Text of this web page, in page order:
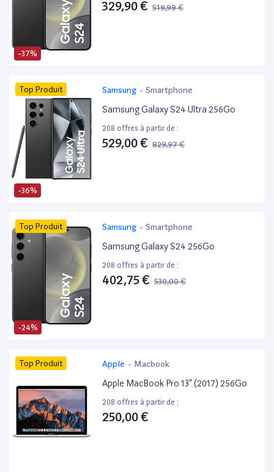
-37%
329,90 € 519,99 €
-36%
Top Produit Samsung - Smartphone
Samsung Galaxy S24 Ultra 256Go
208 offres à partir de :
529,00 € 829,97 €
-24%
Top Produit Samsung - Smartphone
Samsung Galaxy S24 256Go
208 offres à partir de :
402,75 € 530,00 €
Top Produit Apple - Macbook
Apple MacBook Pro 13” (2017) 256Go
208 offres à partir de :
250,00 €